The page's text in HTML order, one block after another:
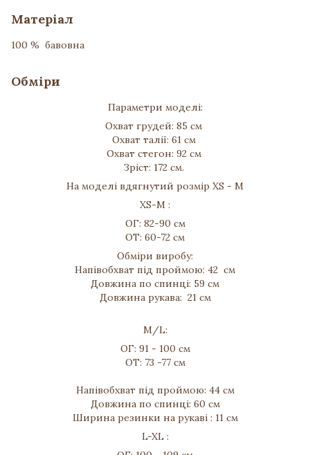
Матеріал
100 % бавовна
Обміри
Параметри моделі:
Охват грудей: 85 см
Охват талії: 61 см
Охват стегон: 92 см
Зріст: 172 см.
На моделі вдягнутий розмір XS - M
XS-M :
ОГ: 82-90 см
ОТ: 60-72 см
Обміри виробу:
Напівобхват під проймою: 42 см
Довжина по спинці: 59 см
Довжина рукава: 21 см
M/L:
ОГ: 91 - 100 см
ОТ: 73 -77 см
Напівобхват під проймою: 44 см
Довжина по спинці: 60 см
Ширина резинки на рукаві : 11 см
L-XL :